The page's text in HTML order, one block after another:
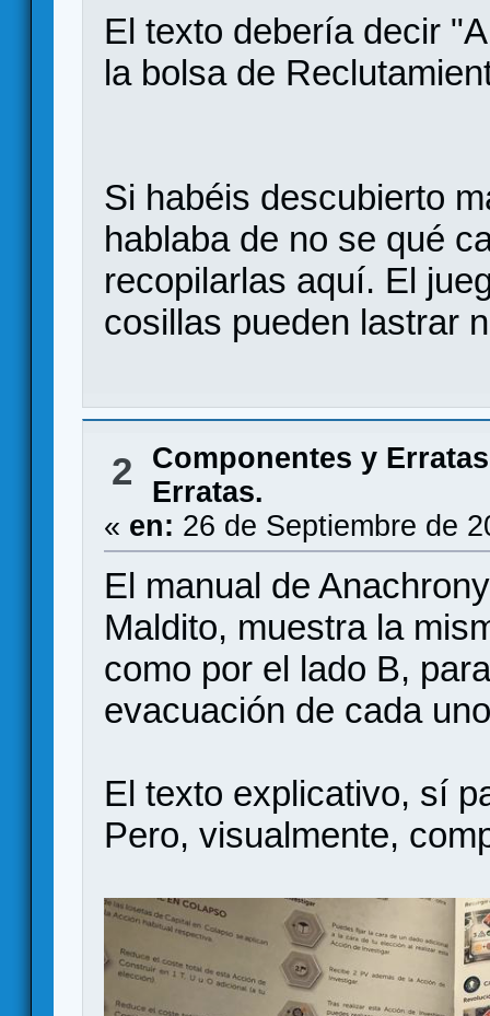
El texto debería decir
la bolsa de
Si habéis descubierto
hablaba de no se qué
recopilarlas aquí. El
cosillas pueden lastrar
2 Componentes y Erratas
Erratas.
« en: 26 de Septiembre de
El manual de
Maldito, muestra la
como por el lado B,
evacuación de cada
El texto explicativo, sí
Pero, visualmente,